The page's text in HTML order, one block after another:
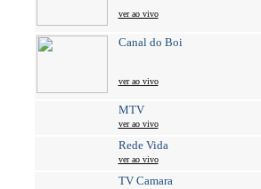
ver ao vivo
Canal do Boi
ver ao vivo
MTV
ver ao vivo
Rede Vida
ver ao vivo
TV Camara